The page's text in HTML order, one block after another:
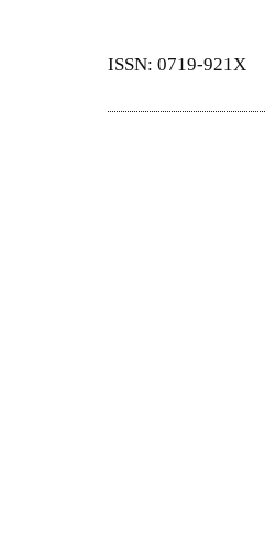
ISSN: 0719-921X